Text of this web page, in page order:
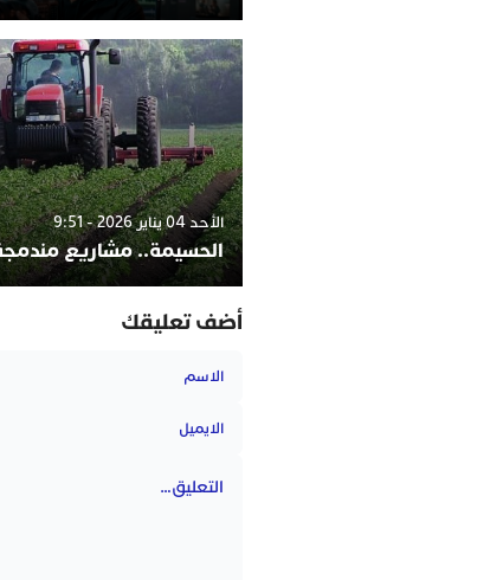
الأحد 04 يناير 2026 - 9:51
الحسيمة.. مشاريع
أضف تعليقك